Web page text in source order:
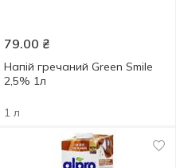
79.00 ₴
Напій гречаний Green Smile
2,5% 1л
1 л